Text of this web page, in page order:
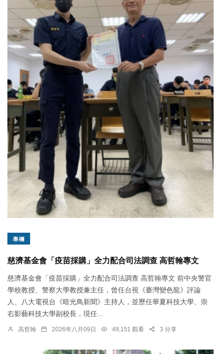
專欄
慈濟基金會「疫苗採購」全力配合司法調查 高哲翰專文
慈濟基金會「疫苗採購」全力配合司法調查 高哲翰專文 前中央警官
學校教授、警察大學教授兼主任，曾任台視《臺灣變色龍》評論
人、八大電視台《暗光鳥新聞》主持人，並歷任華夏科技大學、崇
右影藝科技大學副校長，現任...
高哲翰 2026年八月09日 49,151 觀看 3 分享